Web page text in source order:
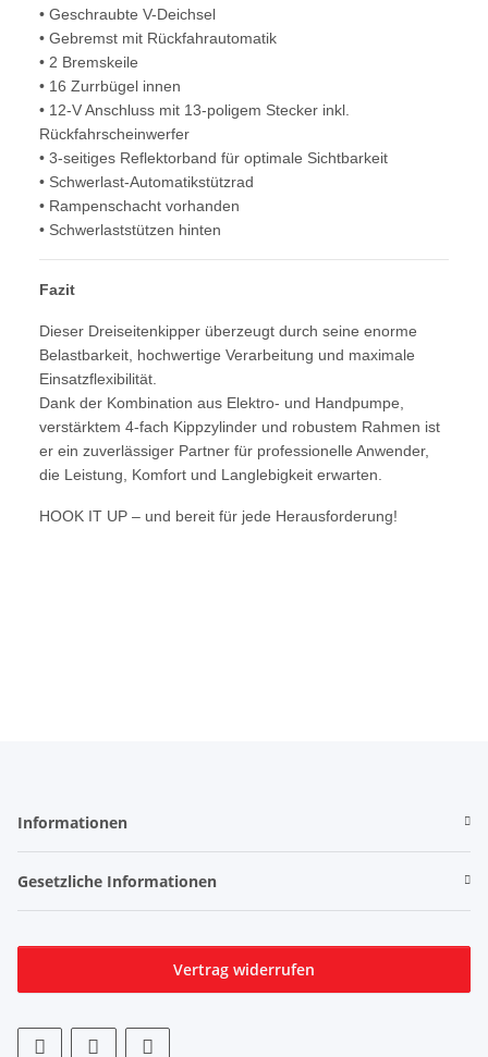
• Geschraubte V-Deichsel
• Gebremst mit Rückfahrautomatik
• 2 Bremskeile
• 16 Zurrbügel innen
• 12-V Anschluss mit 13-poligem Stecker inkl.
Rückfahrscheinwerfer
• 3-seitiges Reflektorband für optimale Sichtbarkeit
• Schwerlast-Automatikstützrad
• Rampenschacht vorhanden
• Schwerlaststützen hinten
Fazit
Dieser Dreiseitenkipper überzeugt durch seine enorme
Belastbarkeit, hochwertige Verarbeitung und maximale
Einsatzflexibilität.
Dank der Kombination aus Elektro- und Handpumpe,
verstärktem 4-fach Kippzylinder und robustem Rahmen ist
er ein zuverlässiger Partner für professionelle Anwender,
die Leistung, Komfort und Langlebigkeit erwarten.
HOOK IT UP – und bereit für jede Herausforderung!
Informationen
Gesetzliche Informationen
Vertrag widerrufen